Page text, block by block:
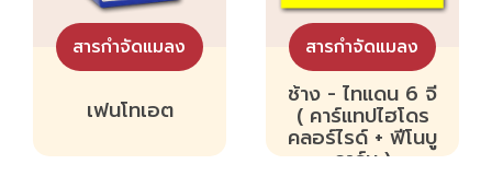
สารกำจัดแมลง
เฟนโทเอต
สารกำจัดแมลง
ช้าง - ไทแดน 6 จี
( คาร์แทปไฮโดร
คลอร์ไรด์ + ฟีโนบู
คาร์บ )